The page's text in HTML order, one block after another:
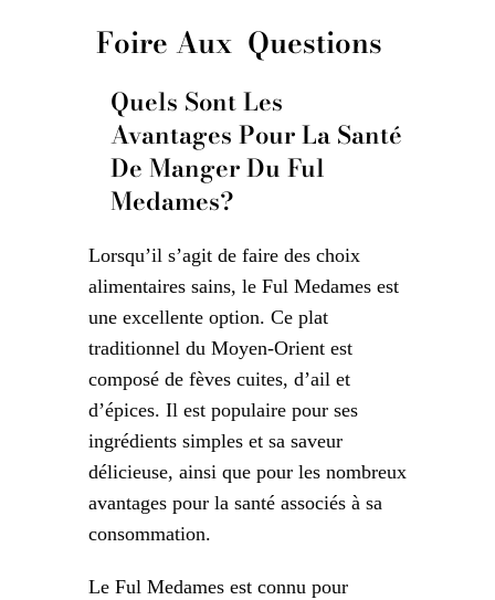
Foire Aux Questions
Quels Sont Les
Avantages Pour La Santé
De Manger Du Ful
Medames?
Lorsqu’il s’agit de faire des choix
alimentaires sains, le Ful Medames est
une excellente option. Ce plat
traditionnel du Moyen-Orient est
composé de fèves cuites, d’ail et
d’épices. Il est populaire pour ses
ingrédients simples et sa saveur
délicieuse, ainsi que pour les nombreux
avantages pour la santé associés à sa
consommation.
Le Ful Medames est connu pour